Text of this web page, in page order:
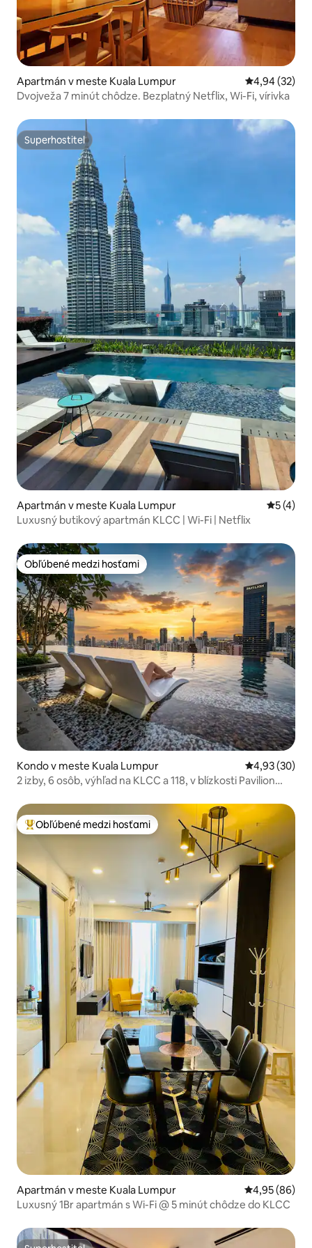
Apartmán v meste Kuala Lumpur Priemerné
4,94 (32)
Dvojveža 7 minút chôdze. Bezplatný Netflix, Wi-Fi, vírivka
Superhostiteľ
Superhostiteľ
Apartmán v meste Kuala Lumpur
5 (4)
Luxusný butikový apartmán KLCC | Wi-Fi | Netflix
Obľúbené medzi hosťami
Obľúbené medzi hosťami
Kondo v meste Kuala Lumpur Priemerné
4,93 (30)
2 izby, 6 osôb, výhľad na KLCC a 118, v blízkosti Pavilion
Najobľúbenejšie medzi hosťami
Obľúbené medzi hosťami
Apartmán v meste Kuala Lumpur Priemerné
4,95 (86)
Luxusný 1Br apartmán s Wi-Fi @ 5 minút chôdze do KLCC